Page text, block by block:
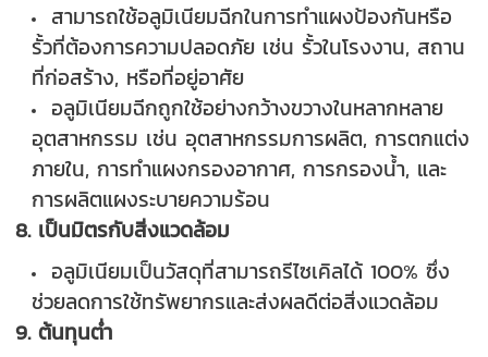
สามารถใช้อลูมิเนียมฉีกในการทำแผงป้องกันหรือ
รั้วที่ต้องการความปลอดภัย เช่น รั้วในโรงงาน, สถาน
ที่ก่อสร้าง, หรือที่อยู่อาศัย
อลูมิเนียมฉีกถูกใช้อย่างกว้างขวางในหลากหลาย
อุตสาหกรรม เช่น อุตสาหกรรมการผลิต, การตกแต่ง
ภายใน, การทำแผงกรองอากาศ, การกรองน้ำ, และ
การผลิตแผงระบายความร้อน
8. เป็นมิตรกับสิ่งแวดล้อม
อลูมิเนียมเป็นวัสดุที่สามารถรีไซเคิลได้ 100% ซึ่ง
ช่วยลดการใช้ทรัพยากรและส่งผลดีต่อสิ่งแวดล้อม
9. ต้นทุนต่ำ